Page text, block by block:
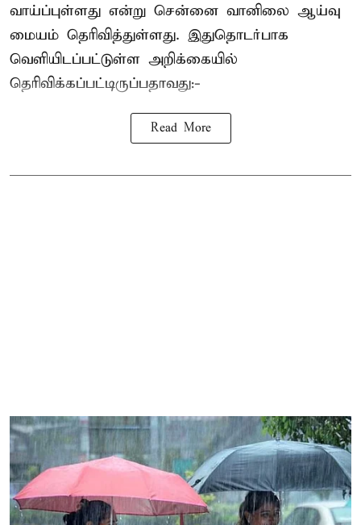
வாய்ப்புள்ளது என்று சென்னை வானிலை ஆய்வு
மையம் தெரிவித்துள்ளது. இதுதொடர்பாக
வெளியிடப்பட்டுள்ள அறிக்கையில்
தெரிவிக்கப்பட்டிருப்பதாவது:-
Read More